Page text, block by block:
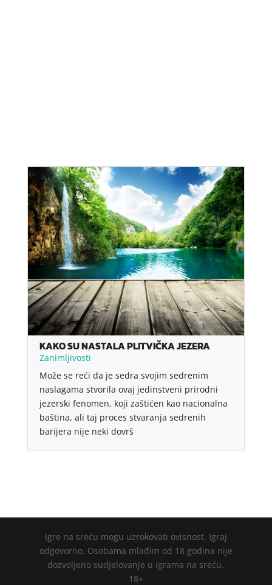
KAKO SU NASTALA PLITVIČKA JEZERA
Zanimljivosti
Može se reći da je sedra svojim sedrenim
naslagama stvorila ovaj jedinstveni prirodni
jezerski fenomen, koji zaštićen kao nacionalna
baština, ali taj proces stvaranja sedrenih
barijera nije neki dovrš
Igre na sreću mogu uzrokovati ovisnost. Igraj
odgovorno. Osobama mlađim od 18 godina nije
dozvoljeno sudjelovanje u igrama na sreću.
18+